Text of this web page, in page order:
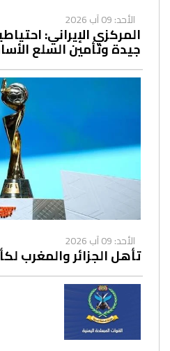
الأحد: 09 آب 2026
المركزي الإيراني:
جيدة وتأمين السلع
الأحد: 09 آب 2026
تأهل الجزائر والمغرب